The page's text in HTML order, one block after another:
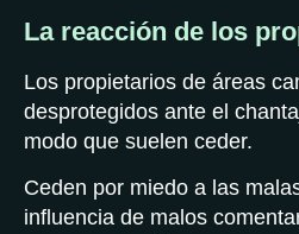
La reacción de los
Los propietarios de áreas
desprotegidos ante el
modo que suelen ceder.
Ceden por miedo a las
influencia de malos